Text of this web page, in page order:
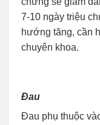
7-10 ngày triệu
hướng tăng, cần
chuyên khoa.
Đau
Đau phụ thuộc